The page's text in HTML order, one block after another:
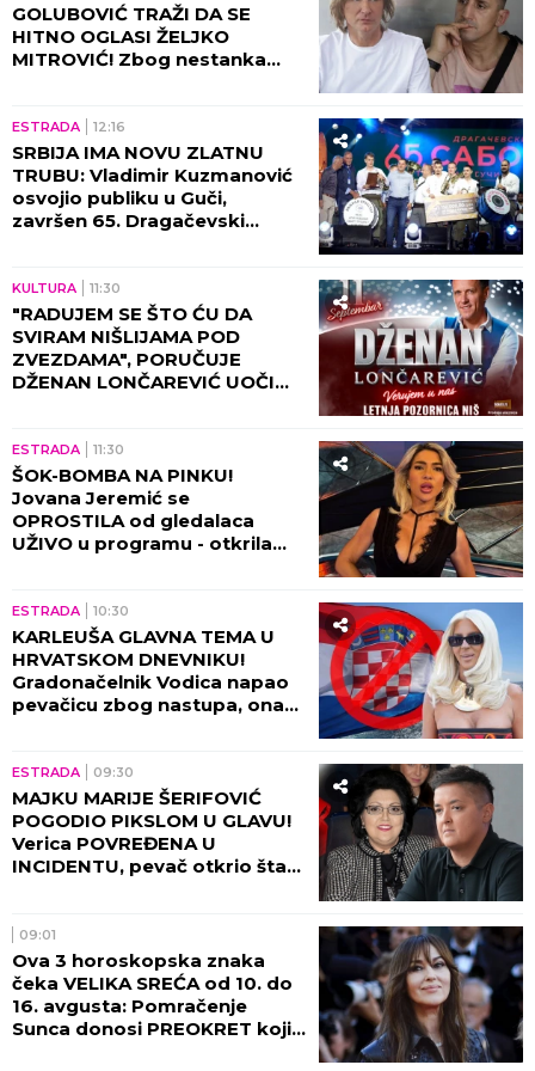
GOLUBOVIĆ TRAŽI DA SE
HITNO OGLASI ŽELJKO
MITROVIĆ! Zbog nestanka
ESTRADA 12:16
SRBIJA IMA NOVU ZLATNU
TRUBU: Vladimir Kuzmanović
osvojio publiku u Guči,
završen 65. Dragačevski
KULTURA 11:30
"RADUJEM SE ŠTO ĆU DA
SVIRAM NIŠLIJAMA POD
ZVEZDAMA", PORUČUJE
DŽENAN LONČAREVIĆ UOČI
ESTRADA 11:30
ŠOK-BOMBA NA PINKU!
Jovana Jeremić se
OPROSTILA od gledalaca
UŽIVO u programu - otkrila
ESTRADA 10:30
KARLEUŠA GLAVNA TEMA U
HRVATSKOM DNEVNIKU!
Gradonačelnik Vodica napao
pevačicu zbog nastupa, ona
ESTRADA 09:30
MAJKU MARIJE ŠERIFOVIĆ
POGODIO PIKSLOM U GLAVU!
Verica POVREĐENA U
INCIDENTU, pevač otkrio šta
09:01
Ova 3 horoskopska znaka
čeka VELIKA SREĆA od 10. do
16. avgusta: Pomračenje
Sunca donosi PREOKRET koji